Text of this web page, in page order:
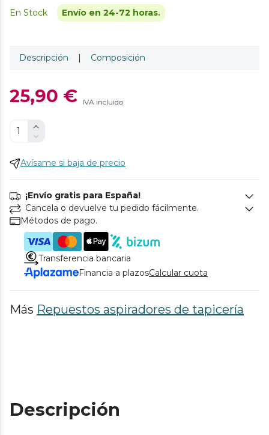
En Stock Envío en 24-72 horas.
Descripción | Composición
25,90 € IVA incluido
Avísame si baja de precio
¡Envío gratis para España!
Cancela o devuelve tu pedido fácilmente.
Métodos de pago.
Transferencia bancaria
Financia a plazosCalcular cuota
Más Repuestos aspiradores de tapicería
Descripción